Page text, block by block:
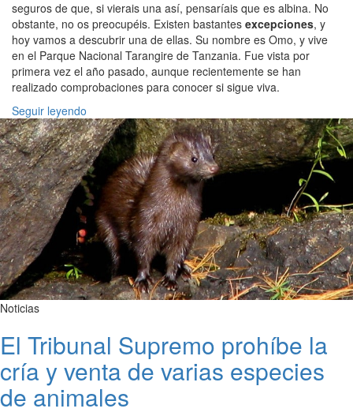
seguros de que, si vierais una así, pensaríais que es albina. No
obstante, no os preocupéis. Existen bastantes excepciones, y
hoy vamos a descubrir una de ellas. Su nombre es Omo, y vive
en el Parque Nacional Tarangire de Tanzania. Fue vista por
primera vez el año pasado, aunque recientemente se han
realizado comprobaciones para conocer si sigue viva.
Seguir leyendo
Noticias
El Tribunal Supremo prohíbe la
cría y venta de varias especies
de animales